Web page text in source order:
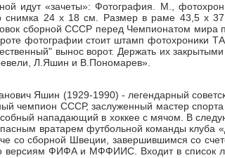
идут «зачеты»: Фотография. М.,
снимка 24 х 18 см. Размер в раме 43,5 х
сборной СССР перед Чемпионатом мира
фотографии стоит штамп фотохроники
вынос ворот. Держать их
Л.Яшин и В.Пономарев».
Яшин (1929-1990) - легендарный
чемпион СССР, заслуженный мастер
нападающий в хоккее с мячом. В
вратарем футбольной команды
со сборной Швеции, завершившимся со
версиям ФИФА и МФФИИС. Входит в список